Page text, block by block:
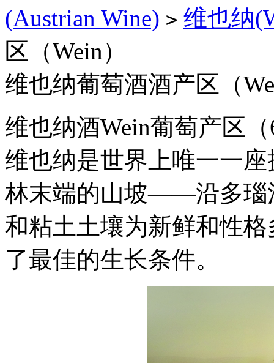
(Austrian Wine) > 维也纳
区（Wein）
维也纳葡萄酒酒产区（
维也纳酒Wein葡萄产区
维也纳是世界上唯一一
林末端的山坡——沿多瑙
和粘土土壤为新鲜和性
了最佳的生长条件。